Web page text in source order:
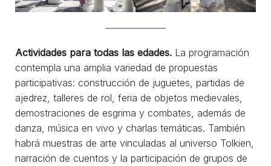
Actividades para todas las edades. La programación
contempla una amplia variedad de propuestas
participativas: construcción de juguetes, partidas de
ajedrez, talleres de rol, feria de objetos medievales,
demostraciones de esgrima y combates, además de
danza, música en vivo y charlas temáticas. También
habrá muestras de arte vinculadas al universo Tolkien,
narración de cuentos y la participación de grupos de